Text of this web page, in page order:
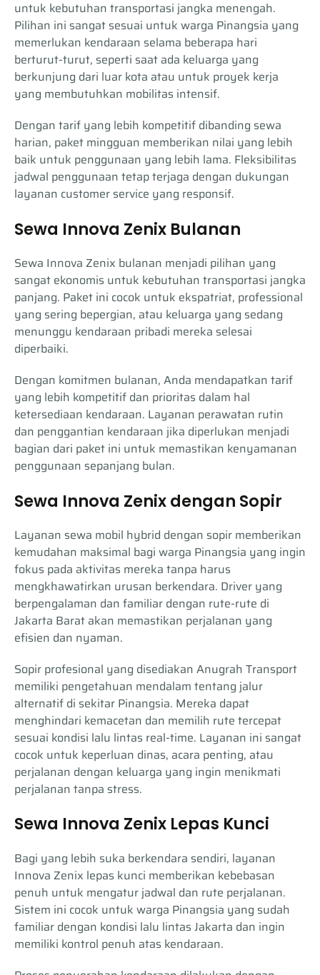
untuk kebutuhan transportasi jangka menengah.
Pilihan ini sangat sesuai untuk warga Pinangsia yang
memerlukan kendaraan selama beberapa hari
berturut-turut, seperti saat ada keluarga yang
berkunjung dari luar kota atau untuk proyek kerja
yang membutuhkan mobilitas intensif.
Dengan tarif yang lebih kompetitif dibanding sewa
harian, paket mingguan memberikan nilai yang lebih
baik untuk penggunaan yang lebih lama. Fleksibilitas
jadwal penggunaan tetap terjaga dengan dukungan
layanan customer service yang responsif.
Sewa Innova Zenix Bulanan
Sewa Innova Zenix bulanan menjadi pilihan yang
sangat ekonomis untuk kebutuhan transportasi jangka
panjang. Paket ini cocok untuk ekspatriat, professional
yang sering bepergian, atau keluarga yang sedang
menunggu kendaraan pribadi mereka selesai
diperbaiki.
Dengan komitmen bulanan, Anda mendapatkan tarif
yang lebih kompetitif dan prioritas dalam hal
ketersediaan kendaraan. Layanan perawatan rutin
dan penggantian kendaraan jika diperlukan menjadi
bagian dari paket ini untuk memastikan kenyamanan
penggunaan sepanjang bulan.
Sewa Innova Zenix dengan Sopir
Layanan sewa mobil hybrid dengan sopir memberikan
kemudahan maksimal bagi warga Pinangsia yang ingin
fokus pada aktivitas mereka tanpa harus
mengkhawatirkan urusan berkendara. Driver yang
berpengalaman dan familiar dengan rute-rute di
Jakarta Barat akan memastikan perjalanan yang
efisien dan nyaman.
Sopir profesional yang disediakan Anugrah Transport
memiliki pengetahuan mendalam tentang jalur
alternatif di sekitar Pinangsia. Mereka dapat
menghindari kemacetan dan memilih rute tercepat
sesuai kondisi lalu lintas real-time. Layanan ini sangat
cocok untuk keperluan dinas, acara penting, atau
perjalanan dengan keluarga yang ingin menikmati
perjalanan tanpa stress.
Sewa Innova Zenix Lepas Kunci
Bagi yang lebih suka berkendara sendiri, layanan
Innova Zenix lepas kunci memberikan kebebasan
penuh untuk mengatur jadwal dan rute perjalanan.
Sistem ini cocok untuk warga Pinangsia yang sudah
familiar dengan kondisi lalu lintas Jakarta dan ingin
memiliki kontrol penuh atas kendaraan.